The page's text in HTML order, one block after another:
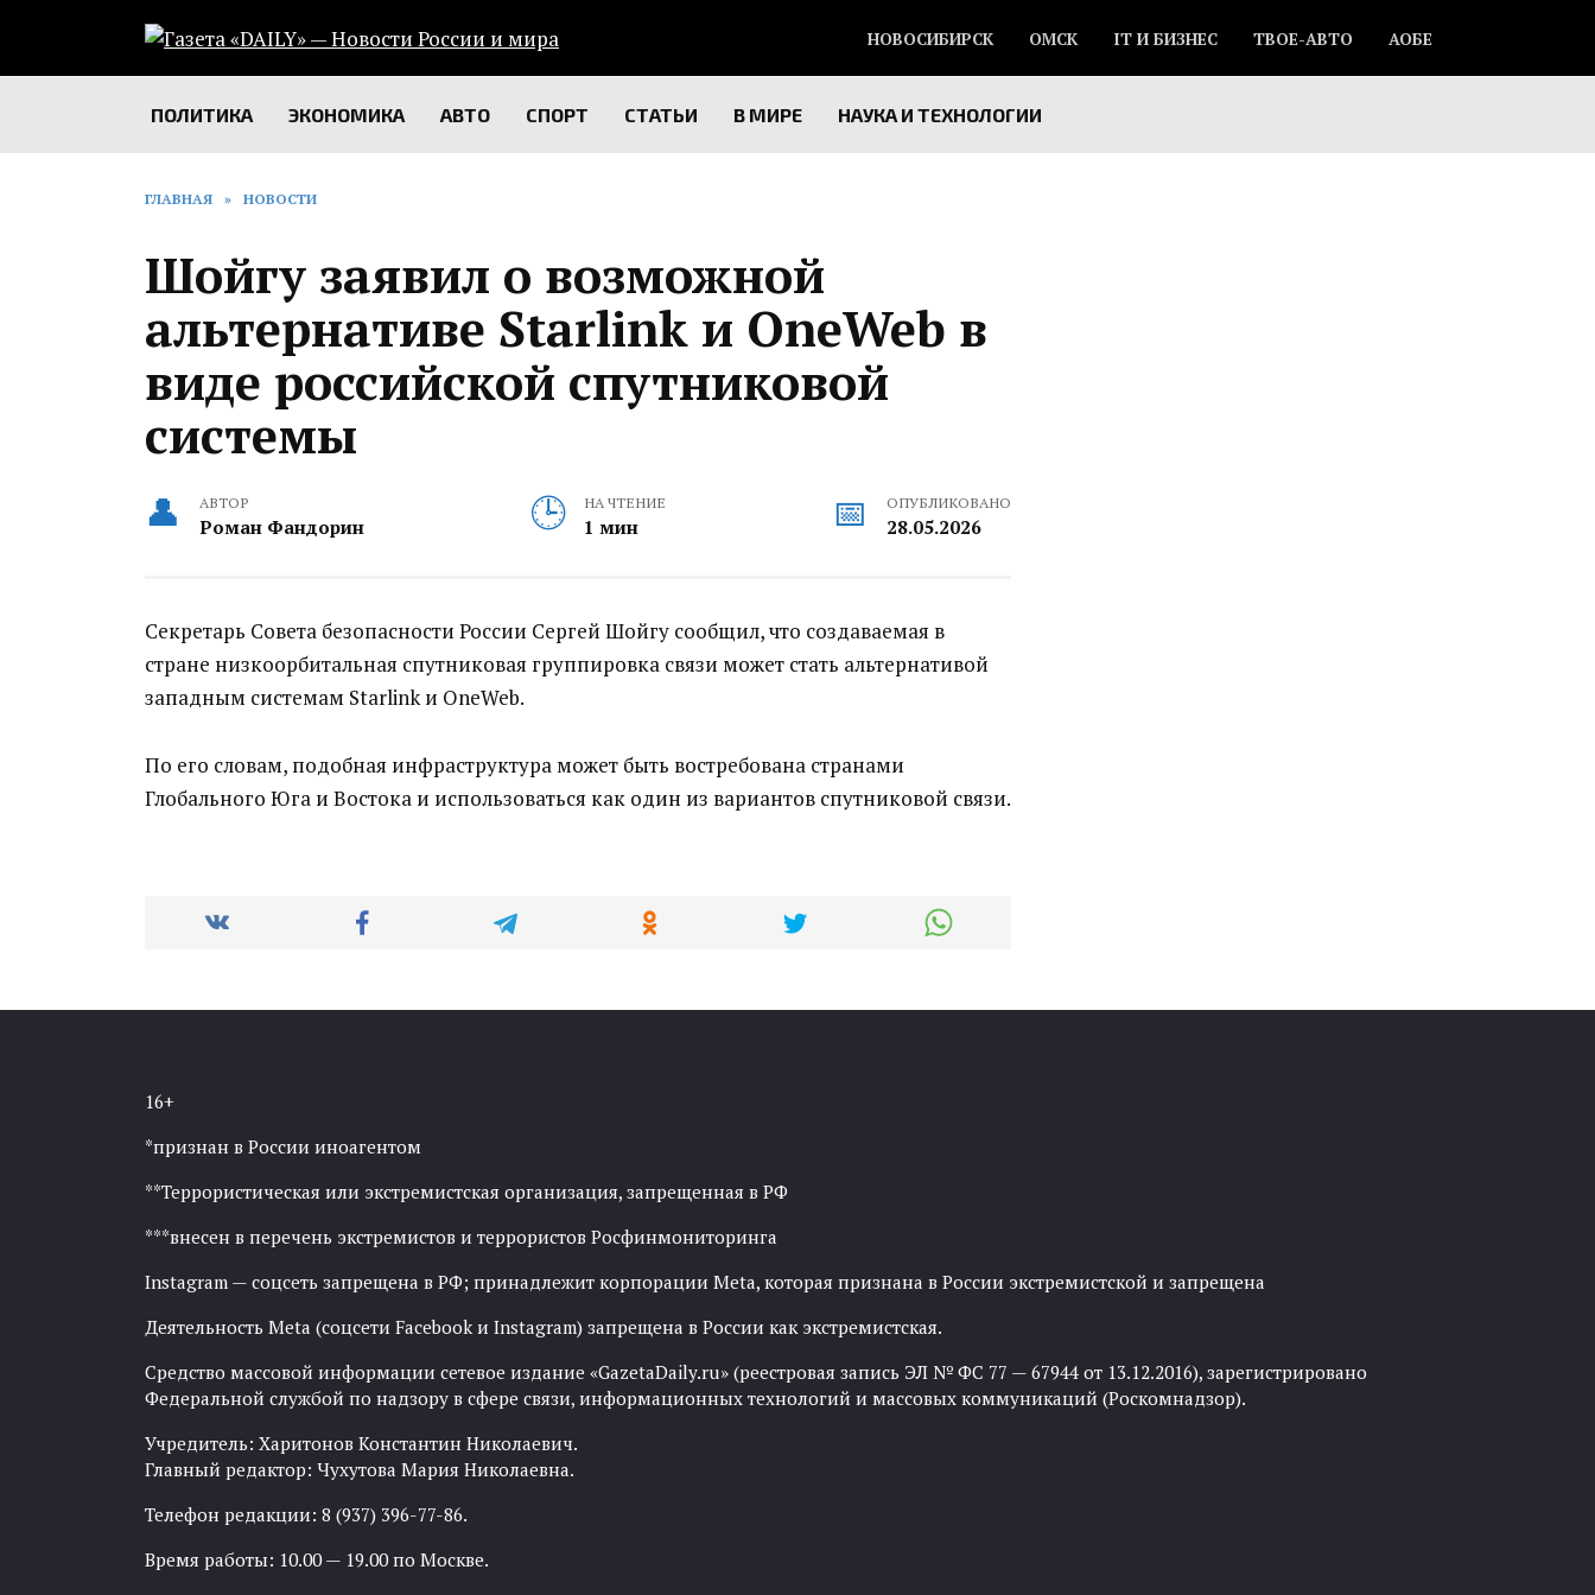
содержанию
НОВОСИБИРСК ОМСК IT И БИЗНЕС ТВОЕ-АВТО АОБЕ
ПОЛИТИКА ЭКОНОМИКА АВТО СПОРТ СТАТЬИ В МИРЕ НАУКА И ТЕХНОЛОГИИ
ГЛАВНАЯ » НОВОСТИ
Шойгу заявил о возможной
альтернативе Starlink и OneWeb в
виде российской спутниковой
системы
АВТОР
Роман Фандорин
НА ЧТЕНИЕ
1 мин
ОПУБЛИКОВАНО
28.05.2026
Секретарь Совета безопасности России Сергей Шойгу сообщил, что создаваемая в
стране низкоорбитальная спутниковая группировка связи может стать альтернативой
западным системам Starlink и OneWeb.
По его словам, подобная инфраструктура может быть востребована странами
Глобального Юга и Востока и использоваться как один из вариантов спутниковой связи.
16+
*признан в России иноагентом
**Террористическая или экстремистская организация, запрещенная в РФ
***внесен в перечень экстремистов и террористов Росфинмониторинга
Instagram — соцсеть запрещена в РФ; принадлежит корпорации Meta, которая признана в России экстремистской и запрещена
Деятельность Meta (соцсети Facebook и Instagram) запрещена в России как экстремистская.
Средство массовой информации сетевое издание «GazetaDaily.ru» (реестровая запись ЭЛ № ФС 77 — 67944 от 13.12.2016), зарегистрировано
Федеральной службой по надзору в сфере связи, информационных технологий и массовых коммуникаций (Роскомнадзор).
Учредитель: Харитонов Константин Николаевич.
Главный редактор: Чухутова Мария Николаевна.
Телефон редакции: 8 (937) 396-77-86.
Время работы: 10.00 — 19.00 по Москве.